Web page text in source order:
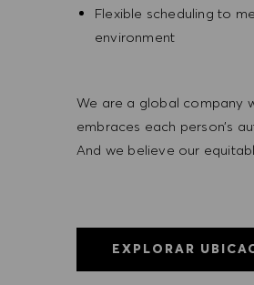
Flexible scheduling to
environment
We are a global company
embraces each person’s
And we believe our
EXPLORAR